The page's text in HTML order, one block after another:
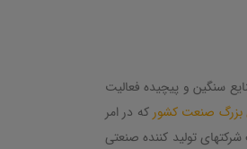
سنگین و پیچیده فعالیت
بزرگ صنعت کشورکه در امر
تولید کننده صنعتی